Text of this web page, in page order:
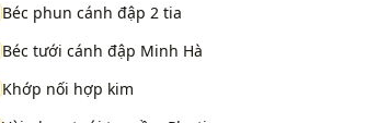
Béc phun cánh đập 2 tia
Béc tưới cánh đập Minh Hà
Khớp nối hợp kim